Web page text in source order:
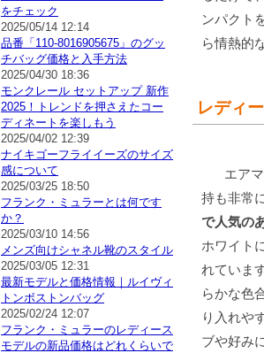
ンパクト
ら情熱的
レディ
エア
持も非常
で人気の
ホワイト
れていま
らかな色
り入れや
ブや好み
をチェック
2025/05/14 12:14
品番「110-8016905675」のグッ
チバッグ価格と入手方法
2025/04/30 18:36
モンクレール セットアップ 新作
2025！トレンドを押さえたコー
ディネートを楽しもう
2025/04/02 12:39
ナイキゴーフライイーズのサイズ
感について
2025/03/25 18:50
フランク・ミュラーとは何です
か？
2025/03/10 14:56
メンズ向けシャネル靴のスタイル
2025/03/05 12:31
最新モデルと価格情報｜ルイヴィ
トンボストンバッグ
2025/02/24 12:07
フランク・ミュラーのレディース
モデルの新品価格はどれくらいで